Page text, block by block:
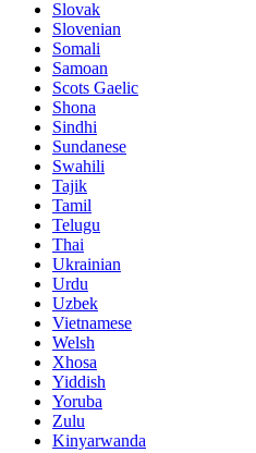
Slovak
Slovenian
Somali
Samoan
Scots Gaelic
Shona
Sindhi
Sundanese
Swahili
Tajik
Tamil
Telugu
Thai
Ukrainian
Urdu
Uzbek
Vietnamese
Welsh
Xhosa
Yiddish
Yoruba
Zulu
Kinyarwanda